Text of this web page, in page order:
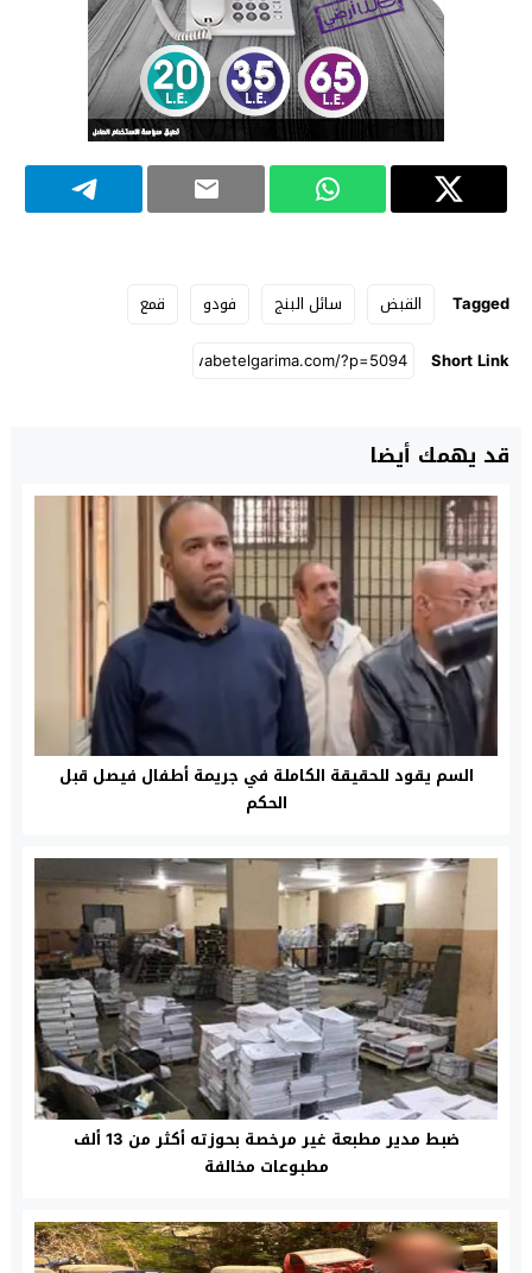
Tagged القبض سائل البنج فودو
قمع
Short Link
قد يهمك أيضا
السم يقود للحقيقة الكاملة في جريمة أطفال فيصل قبل
الحكم
ضبط مدير مطبعة غير مرخصة بحوزته أكثر من 13 ألف
مطبوعات مخالفة